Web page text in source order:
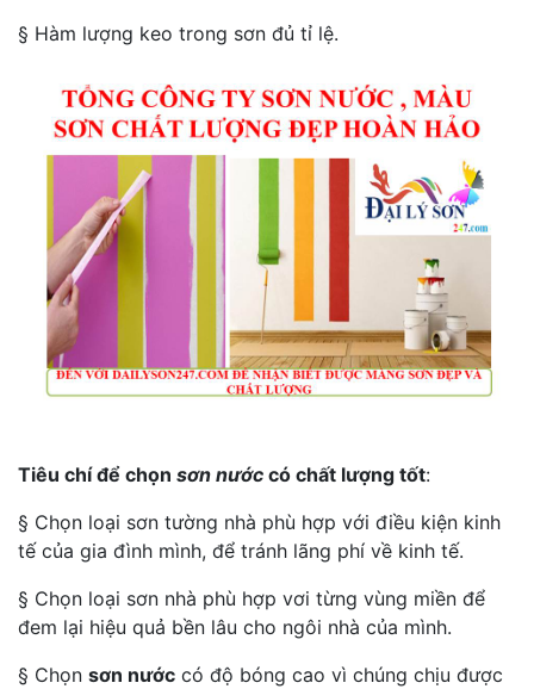
§ Hàm lượng keo trong sơn đủ tỉ lệ.
Tiêu chí để chọn sơn nước có chất lượng tốt:
§ Chọn loại sơn tường nhà phù hợp với điều kiện kinh
tế của gia đình mình, để tránh lãng phí về kinh tế.
§ Chọn loại sơn nhà phù hợp vơi từng vùng miền để
đem lại hiệu quả bền lâu cho ngôi nhà của mình.
§ Chọn sơn nước có độ bóng cao vì chúng chịu được